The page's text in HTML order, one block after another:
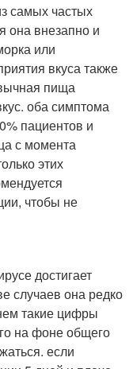
самых частых
она внезапно и
или
вкуса также
пища
оба симптома
пациентов и
с момента
этих
чтобы не
достигает
случаев она редко
такие цифры
на фоне общего
если